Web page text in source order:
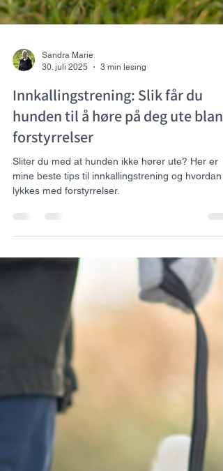
Sandra Marie
30. juli 2025
3 min lesing
Innkallingstrening: Slik får du
mine beste tips til innkallingstrening og hvordan
lykkes med forstyrrelser.